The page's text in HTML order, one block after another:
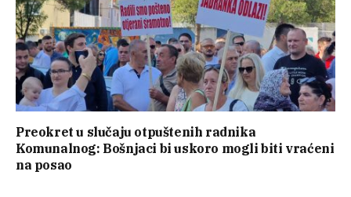
Preokret u slučaju otpuštenih radnika
Komunalnog: Bošnjaci bi uskoro mogli biti vraćeni
na posao